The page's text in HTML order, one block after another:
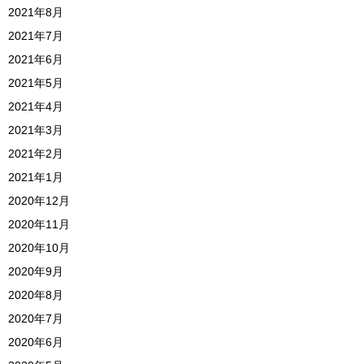
2021年8月
2021年7月
2021年6月
2021年5月
2021年4月
2021年3月
2021年2月
2021年1月
2020年12月
2020年11月
2020年10月
2020年9月
2020年8月
2020年7月
2020年6月